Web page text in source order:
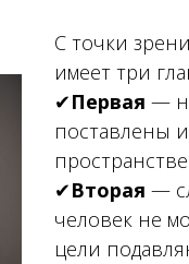
С точки
имеет три
✔Первая —
поставлены
пространстве.
✔Вторая —
человек не
цели